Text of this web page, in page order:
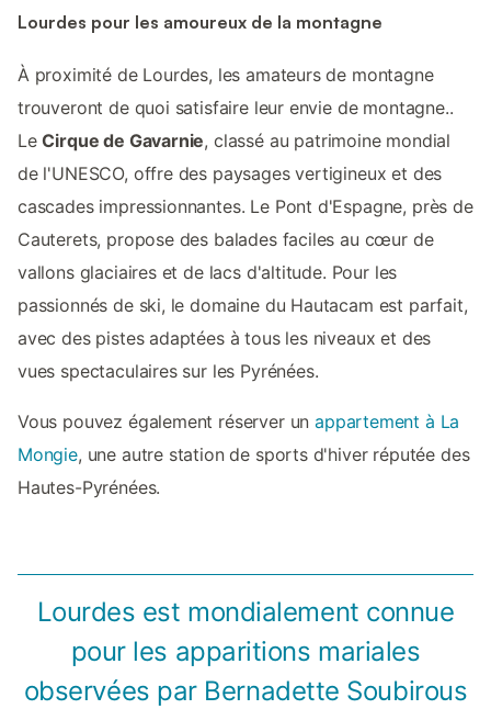
Lourdes pour les amoureux de la montagne
À proximité de Lourdes, les amateurs de montagne
trouveront de quoi satisfaire leur envie de montagne..
LeCirque de Gavarnie, classé au patrimoine mondial
de l'UNESCO, offre des paysages vertigineux et des
cascades impressionnantes. Le Pont d'Espagne, près de
Cauterets, propose des balades faciles au cœur de
vallons glaciaires et de lacs d'altitude. Pour les
passionnés de ski, le domaine du Hautacam est parfait,
avec des pistes adaptées à tous les niveaux et des
vues spectaculaires sur les Pyrénées.
Vous pouvez également réserver unappartement à La
Mongie, une autre station de sports d'hiver réputée des
Hautes-Pyrénées.
Lourdes est mondialement connue
pour les apparitions mariales
observées par Bernadette Soubirous